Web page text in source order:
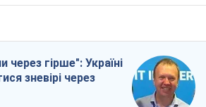
гірше": Україні
зневірі через